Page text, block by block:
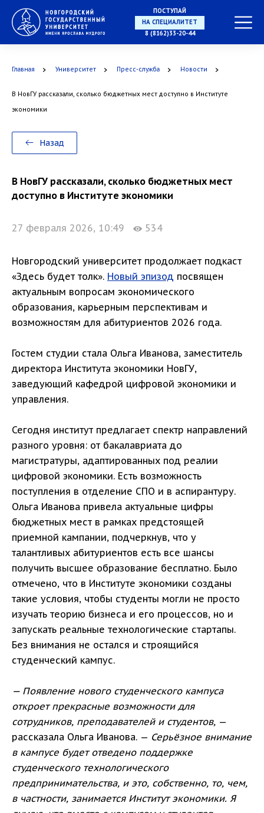
ПОСТУПАЙ
НА СПЕЦИАЛИТЕТ
В МАГИСТРАТУРУ
8 (8162)33-20-44
Главная Университет Пресс-служба Новости
В НовГУ рассказали, сколько бюджетных мест доступно в Институте
экономики
Назад
В НовГУ рассказали, сколько бюджетных мест
доступно в Институте экономики
27 февраля 2026, 10:49 534
Новгородский университет продолжает подкаст
«Здесь будет толк». Новый эпизод посвящен
актуальным вопросам экономического
образования, карьерным перспективам и
возможностям для абитуриентов 2026 года.
Гостем студии стала Ольга Иванова, заместитель
директора Института экономики НовГУ,
заведующий кафедрой цифровой экономики и
управления.
Сегодня институт предлагает спектр направлений
разного уровня: от бакалавриата до
магистратуры, адаптированных под реалии
цифровой экономики. Есть возможность
поступления в отделение СПО и в аспирантуру.
Ольга Иванова привела актуальные цифры
бюджетных мест в рамках предстоящей
приемной кампании, подчеркнув, что у
талантливых абитуриентов есть все шансы
получить высшее образование бесплатно. Было
отмечено, что в Институте экономики созданы
такие условия, чтобы студенты могли не просто
изучать теорию бизнеса и его процессов, но и
запускать реальные технологические стартапы.
Без внимания не остался и строящийся
студенческий кампус.
— Появление нового студенческого кампуса
откроет прекрасные возможности для
сотрудников, преподавателей и студентов, —
рассказала Ольга Иванова. — Серьёзное внимание
в кампусе будет отведено поддержке
студенческого технологического
предпринимательства, и это, собственно, то, чем,
в частности, занимается Институт экономики. Я